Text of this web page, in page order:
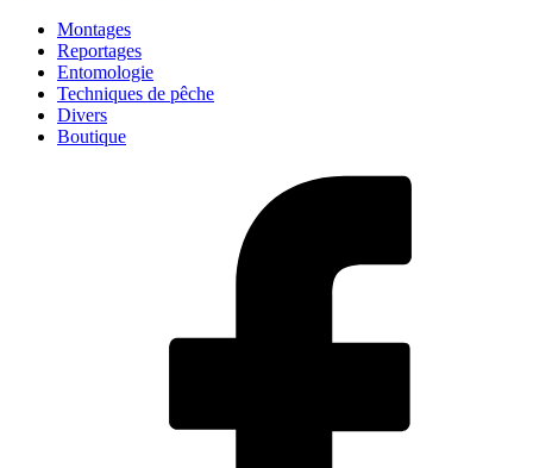
Montages
Reportages
Entomologie
Techniques de pêche
Divers
Boutique